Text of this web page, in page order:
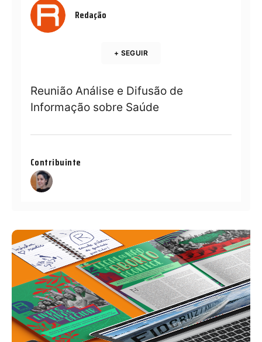
Redação
+ SEGUIR
Reunião Análise e Difusão de
Informação sobre Saúde
Contribuinte